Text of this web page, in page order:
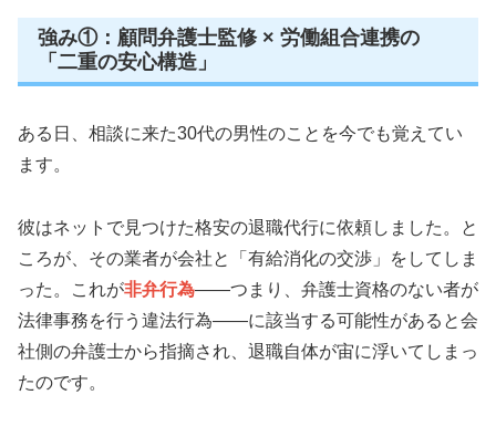
強み①：顧問弁護士監修 × 労働組合連携の
「二重の安心構造」
ある日、相談に来た30代の男性のことを今でも覚えてい
ます。
彼はネットで見つけた格安の退職代行に依頼しました。と
ころが、その業者が会社と「有給消化の交渉」をしてしま
った。これが非弁行為——つまり、弁護士資格のない者が
法律事務を行う違法行為——に該当する可能性があると会
社側の弁護士から指摘され、退職自体が宙に浮いてしまっ
たのです。